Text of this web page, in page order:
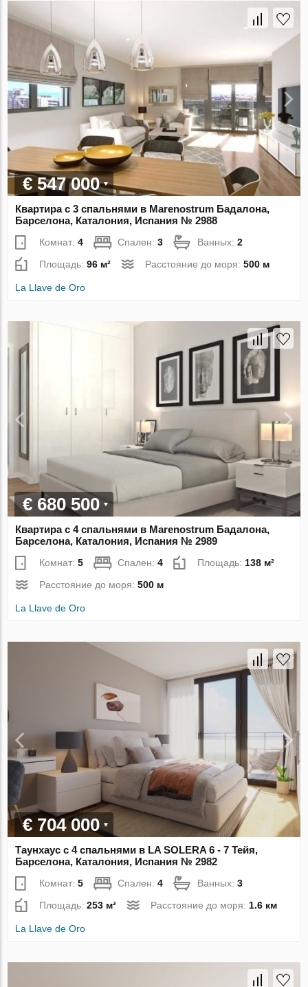
€ 547 000
Квартира с 3 спальнями в Marenostrum Бадалона,
Барселона, Каталония, Испания № 2988
Комнат:4 Спален:3 Ванных:2
Площадь:96 м² Расстояние до моря:500 м
La Llave de Oro
€ 680 500
Квартира с 4 спальнями в Marenostrum Бадалона,
Барселона, Каталония, Испания № 2989
Комнат:5 Спален:4 Площадь: 138 м²
Расстояние до моря:500 м
La Llave de Oro
€ 704 000
Таунхаус с 4 спальнями в LA SOLERA 6 - 7 Тейя,
Барселона, Каталония, Испания № 2982
Комнат:5 Спален:4 Ванных:3
Площадь:253 м² Расстояние до моря: 1.6 км
La Llave de Oro